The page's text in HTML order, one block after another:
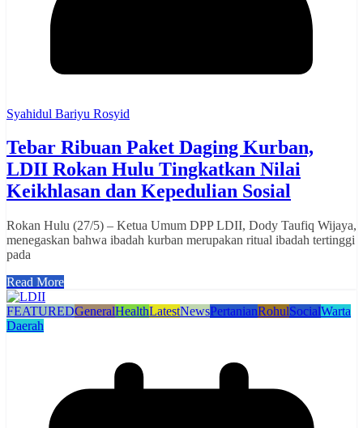
Syahidul Bariyu Rosyid
Tebar Ribuan Paket Daging Kurban,
LDII Rokan Hulu Tingkatkan Nilai
Keikhlasan dan Kepedulian Sosial
Rokan Hulu (27/5) – Ketua Umum DPP LDII, Dody Taufiq Wijaya,
menegaskan bahwa ibadah kurban merupakan ritual ibadah tertinggi
pada
Read More
FEATUREDGeneralHealthLatestNewsPertanianRohulSocialWarta
Daerah